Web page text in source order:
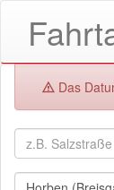
Fehler:
Das
Fahrtauskuft
Startpunkt
Zielpunkt